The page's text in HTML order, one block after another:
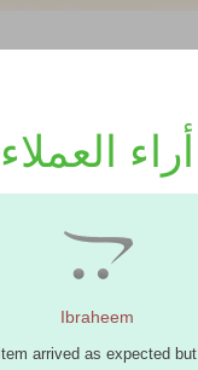
أراء العملاء
Ibraheem
Item arrived as expected but